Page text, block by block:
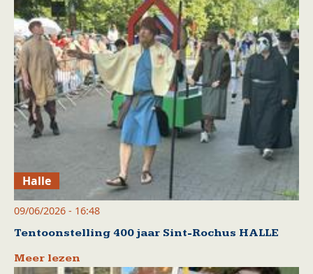
Halle
09/06/2026 - 16:48
Tentoonstelling 400 jaar Sint-Rochus HALLE
Meer lezen